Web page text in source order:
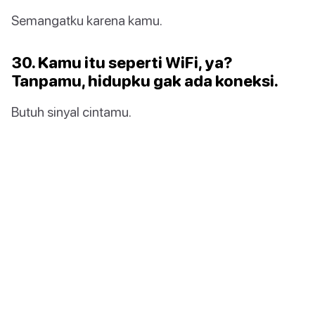
Semangatku karena kamu.
30. Kamu itu seperti WiFi, ya?
Tanpamu, hidupku gak ada koneksi.
Butuh sinyal cintamu.